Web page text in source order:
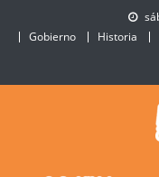
Gobierno
Historia